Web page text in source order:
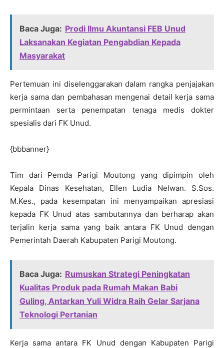
Baca Juga: Prodi Ilmu Akuntansi FEB Unud
Laksanakan Kegiatan Pengabdian Kepada
Masyarakat
Pertemuan ini diselenggarakan dalam rangka penjajakan
kerja sama dan pembahasan mengenai detail kerja sama
permintaan serta penempatan tenaga medis dokter
spesialis dari FK Unud.
{bbbanner}
Tim dari Pemda Parigi Moutong yang dipimpin oleh
Kepala Dinas Kesehatan, Ellen Ludia Nelwan. S.Sos.
M.Kes., pada kesempatan ini menyampaikan apresiasi
kepada FK Unud atas sambutannya dan berharap akan
terjalin kerja sama yang baik antara FK Unud dengan
Pemerintah Daerah Kabupaten Parigi Moutong.
Baca Juga: Rumuskan Strategi Peningkatan
Kualitas Produk pada Rumah Makan Babi
Guling, Antarkan Yuli Widra Raih Gelar Sarjana
Teknologi Pertanian
Kerja sama antara FK Unud dengan Kabupaten Parigi